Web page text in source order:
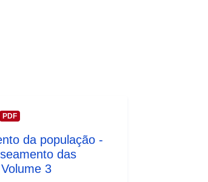
PDF
da população -
das
3